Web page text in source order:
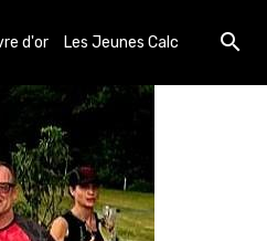
d'or Les Jeunes Calc